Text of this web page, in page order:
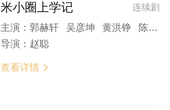
连续剧
米小圈上学记
主演： 郭赫轩 吴彦坤 黄洪铮 陈芷琰 刘思妍
导演： 赵聪
查看详情 